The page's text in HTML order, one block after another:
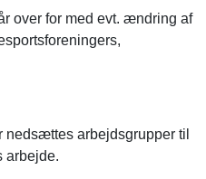
over for med evt. ændring af
nedsættes arbejdsgrupper til
arbejde.